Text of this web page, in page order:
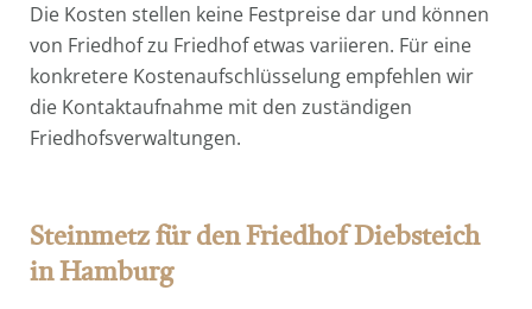
Die Kosten stellen keine Festpreise dar und können
von Friedhof zu Friedhof etwas variieren. Für eine
konkretere Kostenaufschlüsselung empfehlen wir
die Kontaktaufnahme mit den zuständigen
Friedhofsverwaltungen.
Steinmetz für den Friedhof Diebsteich
in Hamburg